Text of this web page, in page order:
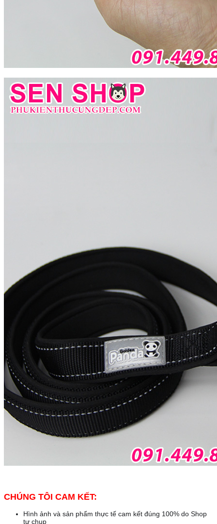
CHÚNG TÔI CAM KẾT:
Hình ảnh và sản phẩm thực tế cam kết đúng 100% do Shop
tự chụp